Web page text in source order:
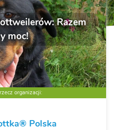
Razem
moc!
organizacji:
Polska